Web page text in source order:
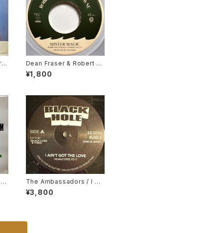
/
Dean Fraser & Robert "D
ubwise" Browne / Miste
r Magic
¥1,800
The Ambassadors / I Ai
n't Got The Love, Nancy
Holloway / Hurts So Bad
¥3,800